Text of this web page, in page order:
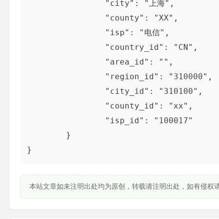
}
本站文章如未注明出处均为原创，转载请注明出处，如有侵权